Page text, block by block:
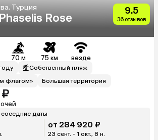
Турция
Rose
9.5
36 отзывов
70 м 75 км везде
Собственный пляж
флагом»
Большая территория
₽
даты
от 284 920 ₽
23 сент. - 1 окт., 8 н.